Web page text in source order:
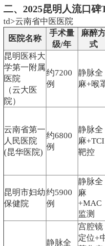
二、2025昆明人流口碑
td>云南省中医医院
医院名称
手术量
级/年
麻醉
式
昆明医科大
学第一附属
医院
（云大医
院）
约7200
例
静脉全
麻+喉
云南省第一
人民医院
(昆华医院)
约6800
例
静脉全
麻+TCI
靶控
昆明市妇幼
保健院
约5900
例
静脉全
麻
+MAC
监测
静脉全
宫腔镜
定位+